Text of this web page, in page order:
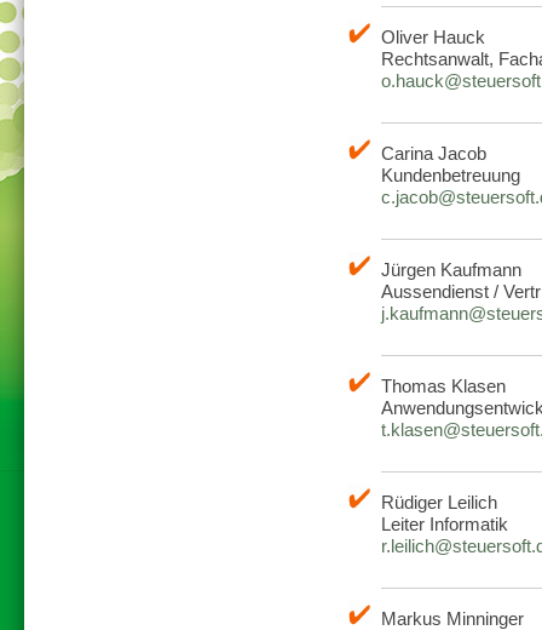
Oliver Hauck
Rechtsanwalt,
Carina Jacob
Kundenbetreuung
Jürgen Kaufmann
Aussendienst /
Thomas Klasen
Rüdiger Leilich
Leiter Informatik
Markus Minninger